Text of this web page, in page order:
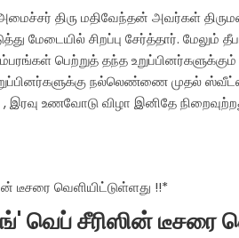
அமைச்சர் திரு மதிவேந்தன் அவர்கள்
மேடையில் சிறப்பு சேர்த்தார். மேலும்
பெற்றுத் தந்த
நல்லெண்ணை முதல்
, இரவு உணவோடு விழா இனிதே
வெப் சீரிஸின் டீசரை